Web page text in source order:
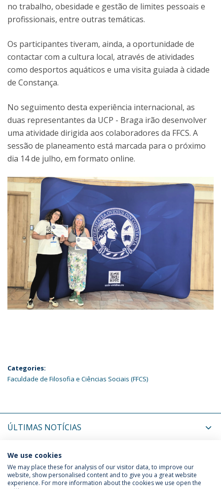
no trabalho, obesidade e gestão de limites pessoais e
profissionais, entre outras temáticas.
Os participantes tiveram, ainda, a oportunidade de
contactar com a cultura local, através de atividades
como desportos aquáticos e uma visita guiada à cidade
de Constança.
No seguimento desta experiência internacional, as
duas representantes da UCP - Braga irão desenvolver
uma atividade dirigida aos colaboradores da FFCS. A
sessão de planeamento está marcada para o próximo
dia 14 de julho, em formato online.
Categories:
Faculdade de Filosofia e Ciências Sociais (FFCS)
ÚLTIMAS NOTÍCIAS
PRÓXIMOS EVENTOS
Política de Privacidade Termos & Condições
We use cookies
We may place these for analysis of our visitor data, to improve our
website, show personalised content and to give you a great website
experience. For more information about the cookies we use open the